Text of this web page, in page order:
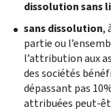
dissolution sans
sans dissolution,
partie ou
l’attribution aux
des sociétés
dépassant pas
attribuées peut-